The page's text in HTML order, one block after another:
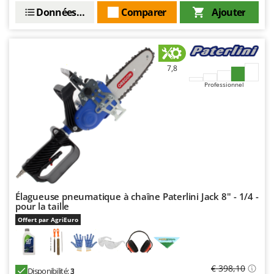
Oriental Koshin
Palazzetti
Palumbo Pavi
Partisani
Paterlini
Philips
Pramac
Prismafood
R
R.G.V.
Rato
Reber
Ajouter
Comparer
Données techniques
7,8
Professionnel
Élagueuse pneumatique à chaîne Paterlini Jack 8'' - 1/4 -
pour la taille
Offert par AgriEuro
Disponibilité:3
€ 398,10